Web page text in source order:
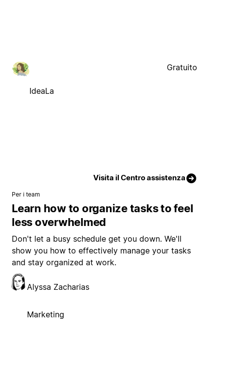
IdeaLa
Gratuito
Visita il Centro assistenza
Per i team
Learn how to organize tasks to feel
less overwhelmed
Don't let a busy schedule get you down. We'll
show you how to effectively manage your tasks
and stay organized at work.
Alyssa Zacharias
Marketing